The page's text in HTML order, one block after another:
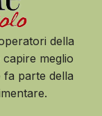
della
meglio
fa parte della